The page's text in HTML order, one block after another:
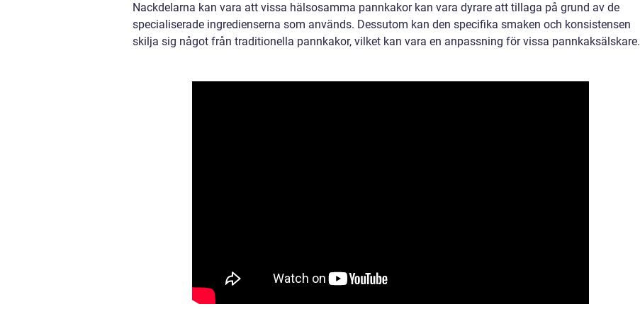
Nackdelarna kan vara att vissa hälsosamma pannkakor kan vara dyrare att tillaga på grund av de
specialiserade ingredienserna som används. Dessutom kan den specifika smaken och konsistensen
skilja sig något från traditionella pannkakor, vilket kan vara en anpassning för vissa pannkaksälskare.